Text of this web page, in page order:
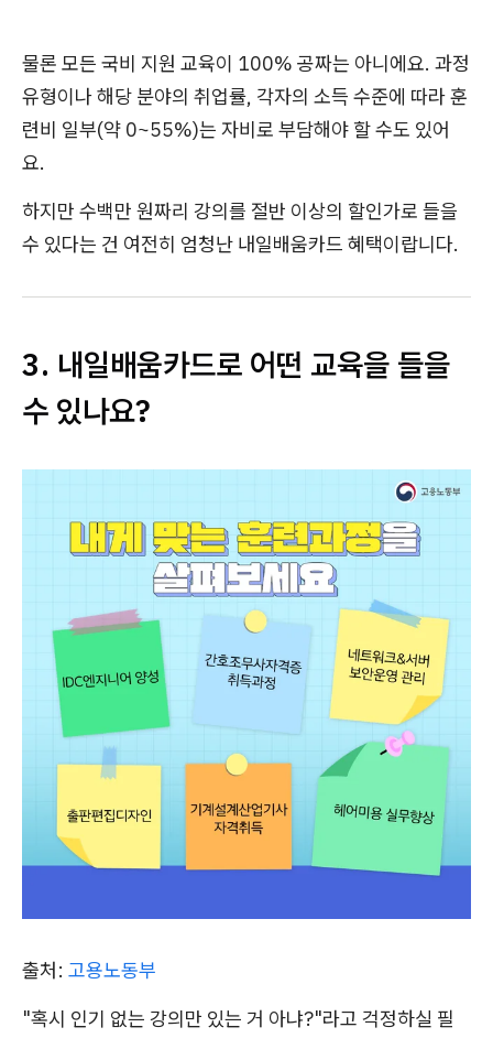
물론 모든 국비 지원 교육이 100% 공짜는 아니에요. 과정
유형이나 해당 분야의 취업률, 각자의 소득 수준에 따라 훈
련비 일부(약 0~55%)는 자비로 부담해야 할 수도 있어
요.
하지만 수백만 원짜리 강의를 절반 이상의 할인가로 들을
수 있다는 건 여전히 엄청난 내일배움카드 혜택이랍니다.
3. 내일배움카드로 어떤 교육을 들을
수 있나요?
출처: 고용노동부
"혹시 인기 없는 강의만 있는 거 아냐?"라고 걱정하실 필